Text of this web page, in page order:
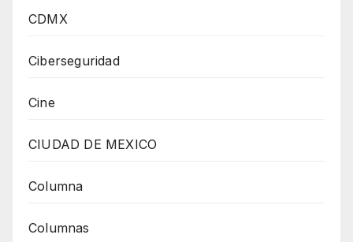
CDMX
Ciberseguridad
Cine
CIUDAD DE MEXICO
Columna
Columnas